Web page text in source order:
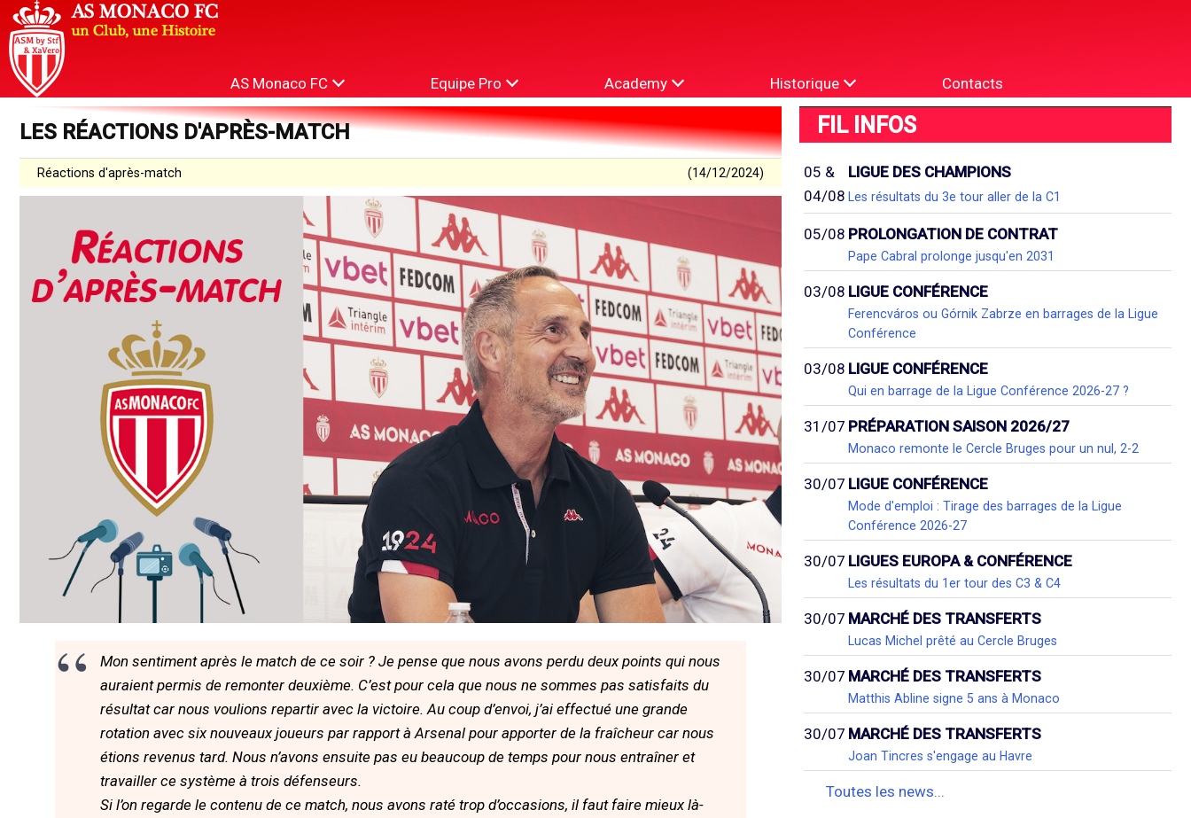
AS Monaco FC Equipe Pro Academy Historique Contacts
LES RÉACTIONS D'APRÈS-MATCH
Réactions d'après-match (14/12/2024)
Mon sentiment après le match de ce soir ? Je pense que nous avons perdu deux points qui nous
auraient permis de remonter deuxième. C’est pour cela que nous ne sommes pas satisfaits du
résultat car nous voulions repartir avec la victoire. Au coup d’envoi, j’ai effectué une grande
rotation avec six nouveaux joueurs par rapport à Arsenal pour apporter de la fraîcheur car nous
étions revenus tard. Nous n’avons ensuite pas eu beaucoup de temps pour nous entraîner et
travailler ce système à trois défenseurs.
Si l’on regarde le contenu de ce match, nous avons raté trop d’occasions, il faut faire mieux là-
FIL INFOS
05 &
04/08
LIGUE DES CHAMPIONS
Les résultats du 3e tour aller de la C1
05/08 PROLONGATION DE CONTRAT
Pape Cabral prolonge jusqu'en 2031
03/08 LIGUE CONFÉRENCE
Ferencváros ou Górnik Zabrze en barrages de la Ligue
Conférence
03/08 LIGUE CONFÉRENCE
Qui en barrage de la Ligue Conférence 2026-27 ?
31/07 PRÉPARATION SAISON 2026/27
Monaco remonte le Cercle Bruges pour un nul, 2-2
30/07 LIGUE CONFÉRENCE
Mode d'emploi : Tirage des barrages de la Ligue
Conférence 2026-27
30/07 LIGUES EUROPA & CONFÉRENCE
Les résultats du 1er tour des C3 & C4
30/07 MARCHÉ DES TRANSFERTS
Lucas Michel prêté au Cercle Bruges
30/07 MARCHÉ DES TRANSFERTS
Matthis Abline signe 5 ans à Monaco
30/07 MARCHÉ DES TRANSFERTS
Joan Tincres s'engage au Havre
Toutes les news...